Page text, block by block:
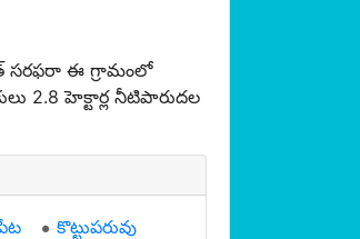
సరఫరా ఈ గ్రామంలో
2.8 హెక్టార్ల నీటిపారుదల
కొట్టుపరువు